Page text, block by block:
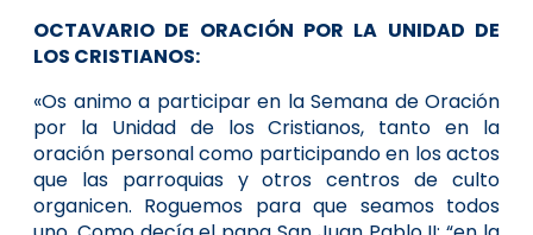
OCTAVARIO DE ORACIÓN POR LA UNIDAD DE
LOS CRISTIANOS:
«Os animo a participar en la Semana de Oración
por la Unidad de los Cristianos, tanto en la
oración personal como participando en los actos
que las parroquias y otros centros de culto
organicen. Roguemos para que seamos todos